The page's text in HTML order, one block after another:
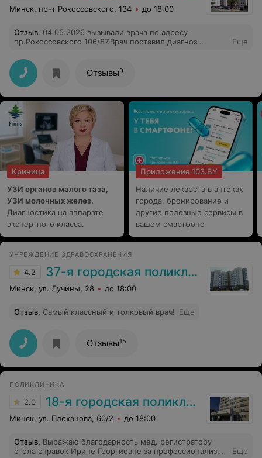
Минск, пр-т Рокоссовского, 134 до 18:00
Отзыв. 04.05.2026 вызывали врача по адресу
пр.Рокоссовского 106/87.Врач поставил диагноз
сильный кашель и затрудненное дыхание.Перенесен
КОВИД о чем сообщено врачу.На просьбу измерить
сатурацию- прибора с собой нет.На снимок назначения
нет .Кт нет.Почему врач не предпринимает действий о
которых знает каждый студент мед.вуза ? Человек в 82
года при таком кашле одышке и слабости физически
не дойдет до поликлиники
Еще
Отзывы9
Криница
УЗИ органов малого таза,
УЗИ молочных желез.
Диагностика на аппарате
экспертного класса.
Приложение 103.BY
Наличие лекарств в аптеках
города, бронирование и
другие полезные сервисы в
вашем смартфоне
УЧРЕЖДЕНИЕ ЗДРАВООХРАНЕНИЯ
4.2 37-я городская поликлиника
Минск, ул. Лучины, 28 до 18:00
Отзыв. Самый классный и толковый врач! Еще
Отзывы15
ПОЛИКЛИНИКА
2.0 18-я городская поликлиника
Минск, ул. Плеханова, 60/2 до 18:00
Отзыв. Выражаю благодарность мед. регистратору
стола справок Ирине Георгиевне за профессионализм,
Еще